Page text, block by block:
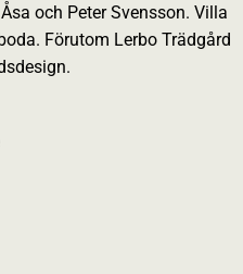
och Peter Svensson. Villa
Förutom Lerbo Trädgård